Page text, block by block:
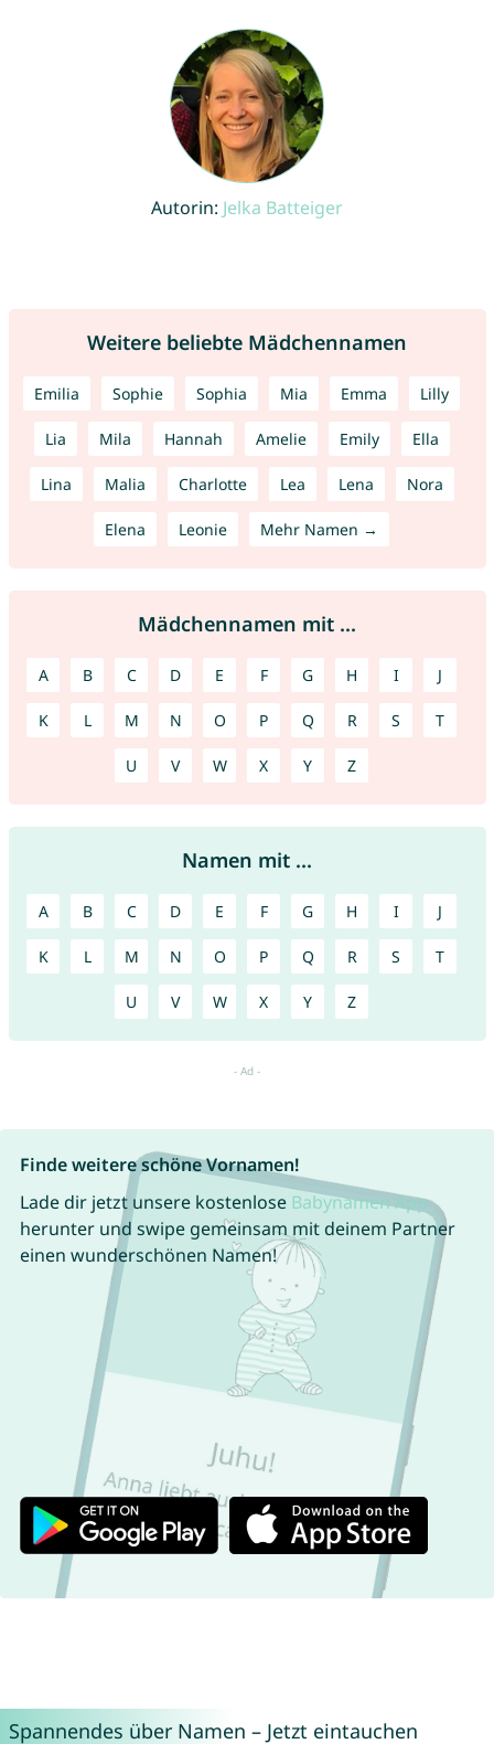
Autorin: Jelka Batteiger
Weitere beliebte Mädchennamen
Emilia Sophie Sophia Mia Emma Lilly
Lia Mila Hannah Amelie Emily Ella
Lina Malia Charlotte Lea Lena Nora
Elena Leonie Mehr Namen →
Mädchennamen mit ...
A B C D E F G H I J
K L M N O P Q R S T
U V W X Y Z
Namen mit ...
A B C D E F G H I J
K L M N O P Q R S T
U V W X Y Z
Finde weitere schöne Vornamen!
Lade dir jetzt unsere kostenlose Babynamen App
herunter und swipe gemeinsam mit deinem Partner
einen wunderschönen Namen!
Spannendes über Namen – Jetzt eintauchen